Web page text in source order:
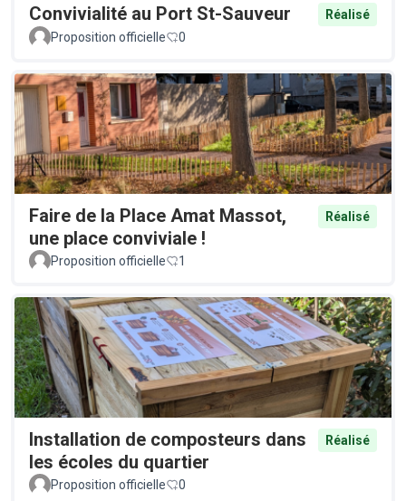
Convivialité au Port St-Sauveur
Réalisé
Proposition officielle
0
Faire de la Place Amat Massot,
une place conviviale !
Réalisé
Proposition officielle 1
Installation de composteurs dans
les écoles du quartier
Réalisé
Proposition officielle 0